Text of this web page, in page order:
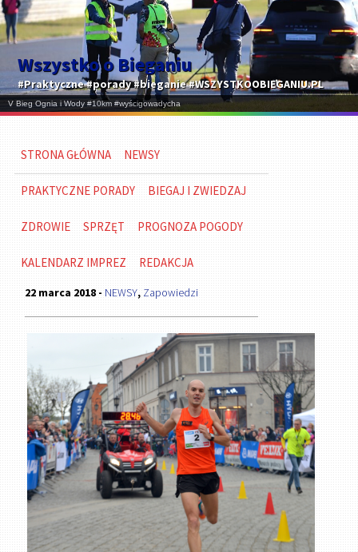
Wszystko o Bieganiu
#Praktyczne #porady #bieganie #WSZYSTKOOBIEGANIU.PL
STRONA GŁÓWNA NEWSY
PRAKTYCZNE PORADY BIEGAJ I ZWIEDZAJ
ZDROWIE SPRZĘT PROGNOZA POGODY
KALENDARZ IMPREZ REDAKCJA
22 marca 2018 - NEWSY, Zapowiedzi